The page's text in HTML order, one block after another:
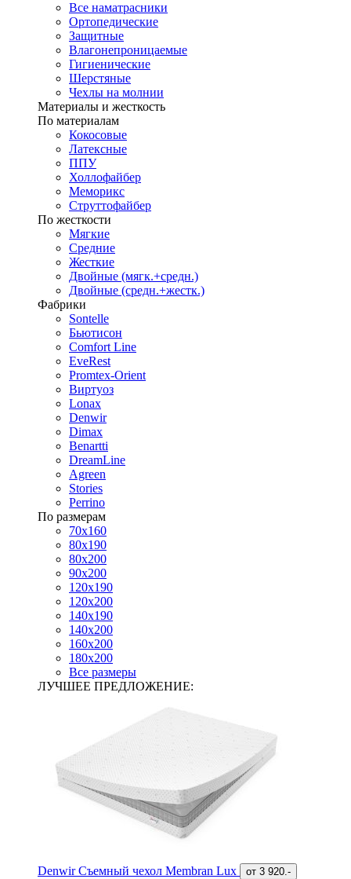
Все наматрасники
Ортопедические
Защитные
Влагонепроницаемые
Гигиенические
Шерстяные
Чехлы на молнии
Материалы и жесткость
По материалам
Кокосовые
Латексные
ППУ
Холлофайбер
Меморикс
Струттофайбер
По жесткости
Мягкие
Средние
Жесткие
Двойные (мягк.+средн.)
Двойные (средн.+жестк.)
Фабрики
Sontelle
Бьютисон
Comfort Line
EveRest
Promtex-Orient
Виртуоз
Lonax
Denwir
Dimax
Benartti
DreamLine
Agreen
Stories
Perrino
По размерам
70х160
80х190
80х200
90х200
120х190
120х200
140х190
140х200
160х200
180х200
Все размеры
ЛУЧШЕЕ ПРЕДЛОЖЕНИЕ:
Denwir Съемный чехол Membran Lux от 3 920.-